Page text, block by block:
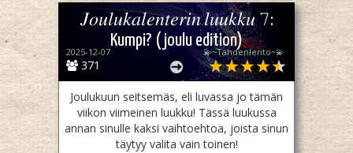
𝐽𝑜𝑢𝑙𝑢𝑘𝑎𝑙𝑒𝑛𝑡𝑒𝑟𝑖𝑛 𝑙𝑢𝑢𝑘𝑘𝑢 𝟽:
Kumpi? (joulu edition)
371
2025-12-07 💫~Tähdenlento~💫
Joulukuun seitsemäs, eli luvassa jo tämän
viikon viimeinen luukku! Tässä luukussa
annan sinulle kaksi vaihtoehtoa, joista sinun
täytyy valita vain toinen!